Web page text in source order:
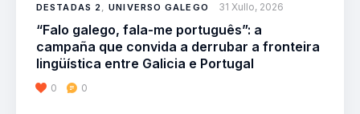
DESTADAS 2,UNIVERSO GALEGO 31 Xullo, 2026
“Falo galego, fala-me português”: a
campaña que convida a derrubar a fronteira
lingüística entre Galicia e Portugal
0 0